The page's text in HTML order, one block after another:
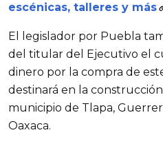
escénicas, talleres y más
El legislador por Puebla
del titular del Ejecutivo el
dinero por la compra de
destinará en la
municipio de Tlapa,
Oaxaca.